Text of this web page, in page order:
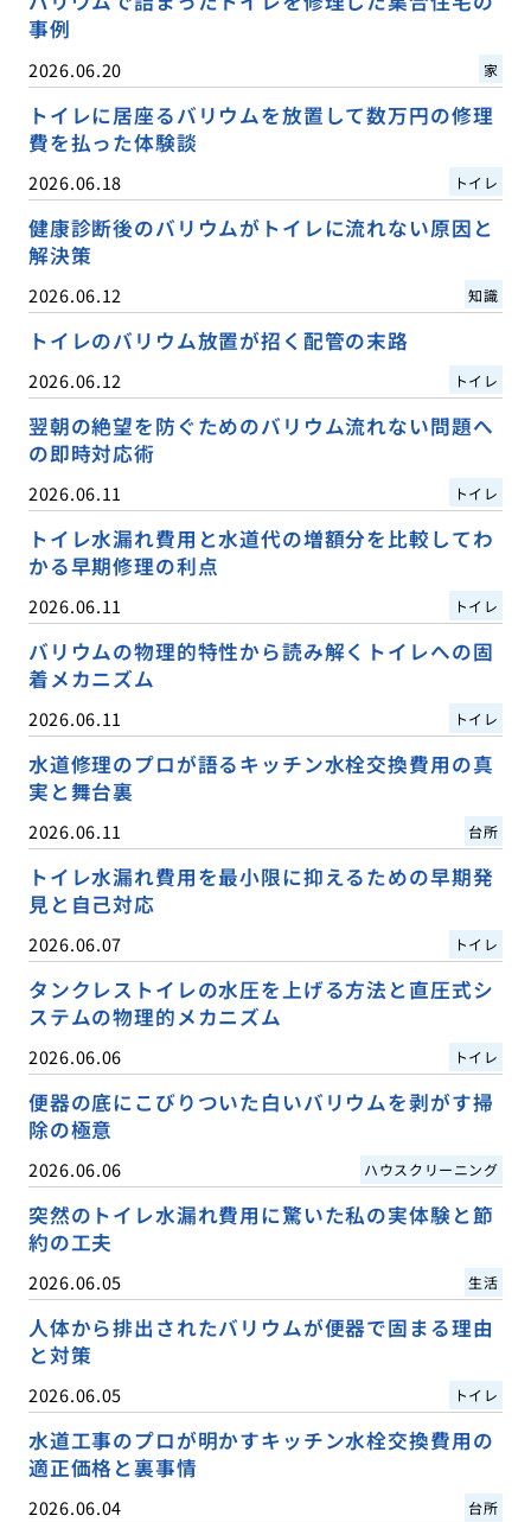
事例
2026.06.20 家
トイレに居座るバリウムを放置して数万円の修理
費を払った体験談
2026.06.18 トイレ
健康診断後のバリウムがトイレに流れない原因と
解決策
2026.06.12 知識
トイレのバリウム放置が招く配管の末路
2026.06.12 トイレ
翌朝の絶望を防ぐためのバリウム流れない問題へ
の即時対応術
2026.06.11 トイレ
トイレ水漏れ費用と水道代の増額分を比較してわ
かる早期修理の利点
2026.06.11 トイレ
バリウムの物理的特性から読み解くトイレへの固
着メカニズム
2026.06.11 トイレ
水道修理のプロが語るキッチン水栓交換費用の真
実と舞台裏
2026.06.11 台所
トイレ水漏れ費用を最小限に抑えるための早期発
見と自己対応
2026.06.07 トイレ
タンクレストイレの水圧を上げる方法と直圧式シ
ステムの物理的メカニズム
2026.06.06 トイレ
便器の底にこびりついた白いバリウムを剥がす掃
除の極意
2026.06.06 ハウスクリーニング
突然のトイレ水漏れ費用に驚いた私の実体験と節
約の工夫
2026.06.05 生活
人体から排出されたバリウムが便器で固まる理由
と対策
2026.06.05 トイレ
水道工事のプロが明かすキッチン水栓交換費用の
適正価格と裏事情
2026.06.04 台所